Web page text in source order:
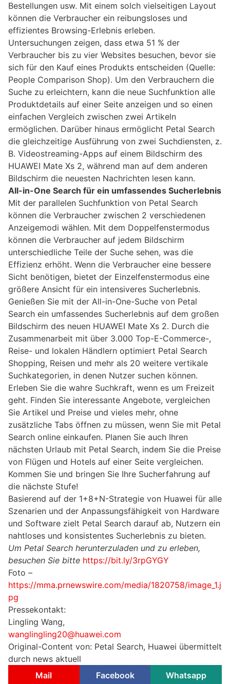
Bestellungen usw. Mit einem solch vielseitigen Layout
können die Verbraucher ein reibungsloses und
effizientes Browsing-Erlebnis erleben.
Untersuchungen zeigen, dass etwa 51 % der
Verbraucher bis zu vier Websites besuchen, bevor sie
sich für den Kauf eines Produkts entscheiden (Quelle:
People Comparison Shop). Um den Verbrauchern die
Suche zu erleichtern, kann die neue Suchfunktion alle
Produktdetails auf einer Seite anzeigen und so einen
einfachen Vergleich zwischen zwei Artikeln
ermöglichen. Darüber hinaus ermöglicht Petal Search
die gleichzeitige Ausführung von zwei Suchdiensten, z.
B. Videostreaming-Apps auf einem Bildschirm des
HUAWEI Mate Xs 2, während man auf dem anderen
Bildschirm die neuesten Nachrichten lesen kann.
All-in-One Search für ein umfassendes Sucherlebnis
Mit der parallelen Suchfunktion von Petal Search
können die Verbraucher zwischen 2 verschiedenen
Anzeigemodi wählen. Mit dem Doppelfenstermodus
können die Verbraucher auf jedem Bildschirm
unterschiedliche Teile der Suche sehen, was die
Effizienz erhöht. Wenn die Verbraucher eine bessere
Sicht benötigen, bietet der Einzelfenstermodus eine
größere Ansicht für ein intensiveres Sucherlebnis.
Genießen Sie mit der All-in-One-Suche von Petal
Search ein umfassendes Sucherlebnis auf dem großen
Bildschirm des neuen HUAWEI Mate Xs 2. Durch die
Zusammenarbeit mit über 3.000 Top-E-Commerce-,
Reise- und lokalen Händlern optimiert Petal Search
Shopping, Reisen und mehr als 20 weitere vertikale
Suchkategorien, in denen Nutzer suchen können.
Erleben Sie die wahre Suchkraft, wenn es um Freizeit
geht. Finden Sie interessante Angebote, vergleichen
Sie Artikel und Preise und vieles mehr, ohne
zusätzliche Tabs öffnen zu müssen, wenn Sie mit Petal
Search online einkaufen. Planen Sie auch Ihren
nächsten Urlaub mit Petal Search, indem Sie die Preise
von Flügen und Hotels auf einer Seite vergleichen.
Kommen Sie und bringen Sie Ihre Sucherfahrung auf
die nächste Stufe!
Basierend auf der 1+8+N-Strategie von Huawei für alle
Szenarien und der Anpassungsfähigkeit von Hardware
und Software zielt Petal Search darauf ab, Nutzern ein
nahtloses und konsistentes Sucherlebnis zu bieten.
Um Petal Search herunterzuladen und zu erleben,
besuchen Sie bitte https://bit.ly/3rpGYGY
Foto –
https://mma.prnewswire.com/media/1820758/image_1.j
pg
Pressekontakt:
Lingling Wang,
wanglingling20@huawei.com
Original-Content von: Petal Search, Huawei übermittelt
durch news aktuell
Mail
Facebook Whatsapp